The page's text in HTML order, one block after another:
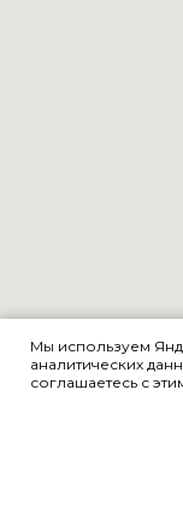
Мы используем
аналитических
соглашаетесь с